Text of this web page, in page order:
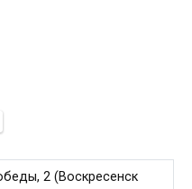
2 (Воскресенск